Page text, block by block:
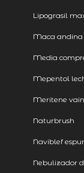
Lipograsil
Maca
Media
Mepentol
Meritene
Naturbrush
Naviblef
Nebulizador